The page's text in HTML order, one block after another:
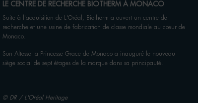
LE CENTRE DE RECHERCHE BIOTHERM À MONACO
Suite à l'acquisition de L'Oréal, Biotherm a ouvert un centre de
recherche et une usine de fabrication de classe mondiale au cœur de
Monaco.
Son Altesse la Princesse Grace de Monaco a inauguré le nouveau
siège social de sept étages de la marque dans sa principauté.
© DR / L'Oréal Heritage